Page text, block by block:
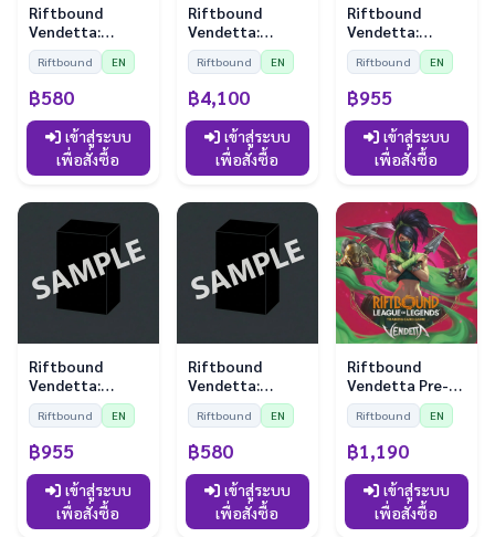
Riftbound
Vendetta:
Sleeves - Kayle
vs Morgana (100
Sleeves)
Riftbound EN
฿580
เข้าสู่ระบบ
เพื่อสั่งซื้อ
Riftbound
Vendetta:
Booster Display
(24 Boosters)
Riftbound EN
฿4,100
เข้าสู่ระบบ
เพื่อสั่งซื้อ
Riftbound
Vendetta:
Playmat - Jayce
vs Viktor
Riftbound EN
฿955
เข้าสู่ระบบ
เพื่อสั่งซื้อ
Riftbound
Vendetta:
Playmat - Vi vs
Jinx
Riftbound EN
฿955
เข้าสู่ระบบ
เพื่อสั่งซื้อ
Riftbound
Vendetta:
Sleeves - Vi vs
Jinx (100
Sleeves)
Riftbound EN
฿580
เข้าสู่ระบบ
เพื่อสั่งซื้อ
Riftbound
Vendetta Pre-
Rift Kit
Riftbound EN
฿1,190
เข้าสู่ระบบ
เพื่อสั่งซื้อ